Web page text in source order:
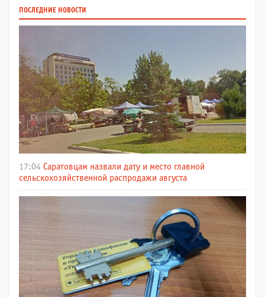
ПОСЛЕДНИЕ НОВОСТИ
17:04 Саратовцам назвали дату и место главной
сельскохозяйственной распродажи августа